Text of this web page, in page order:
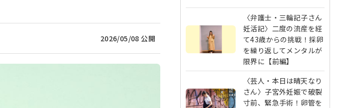
2026/05/08 公開
〈弁護士・三輪記子さん
妊活記〉二度の流産を経
て43歳からの挑戦！採卵
を繰り返してメンタルが
限界に【前編】
〈芸人・本日は晴天なり
さん〉子宮外妊娠で破裂
寸前、緊急手術！卵管を